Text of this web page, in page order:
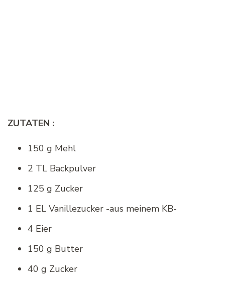
ZUTATEN :
150 g Mehl
2 TL Backpulver
125 g Zucker
1 EL Vanillezucker -aus meinem KB-
4 Eier
150 g Butter
40 g Zucker